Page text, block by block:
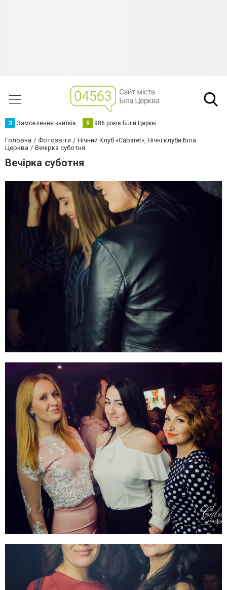
З Замовлення квитків 9 986 років Білій Церкві
Головна Фотозвіти
Нічний Клуб «Cabaret», Нічні клуби Біла
Церква
Вечірка суботня
Вечірка суботня